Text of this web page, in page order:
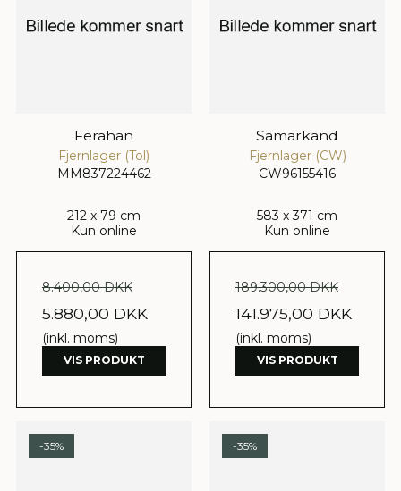
Ferahan
Fjernlager (Tol)
MM837224462
212 x 79 cm
Kun online
8.400,00 DKK
5.880,00 DKK
(inkl. moms)
VIS PRODUKT
Samarkand
Fjernlager (CW)
CW96155416
583 x 371 cm
Kun online
189.300,00 DKK
141.975,00 DKK
(inkl. moms)
VIS PRODUKT
-35% -35%